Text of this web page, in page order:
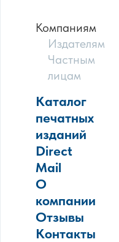
Компаниям
Издателям
Частным
лицам
Каталог
печатных
изданий
Direct
Mail
О
компании
Отзывы
Контакты